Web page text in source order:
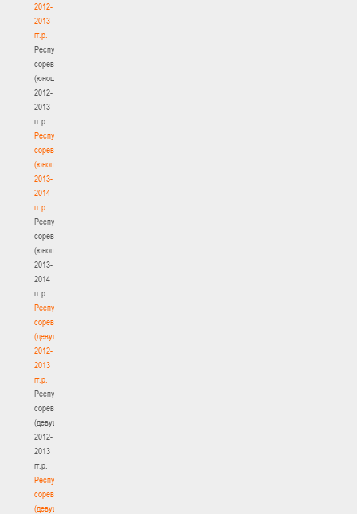
2012-
2013
гг.р.
Республиканские
соревнования
(юноши)
2012-
2013
гг.р.
Республиканские
соревнования
(юноши)
2013-
2014
гг.р.
Республиканские
соревнования
(юноши)
2013-
2014
гг.р.
Республиканские
соревнования
(девушки)
2012-
2013
гг.р.
Республиканские
соревнования
(девушки)
2012-
2013
гг.р.
Республиканские
соревнования
(девушки)